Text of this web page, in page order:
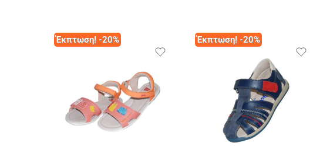
Έκπτωση! -20% Έκπτωση! -20%